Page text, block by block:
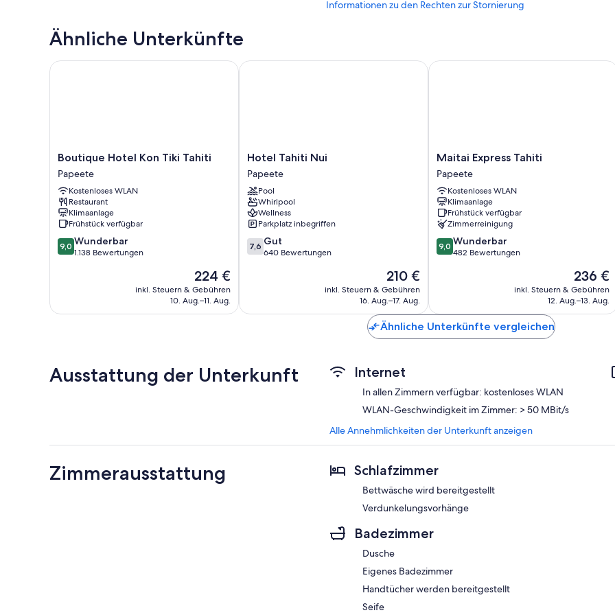
Alle Zimmer bei Hotel Reva Tahiti verfügen über Extras wie eine
Informationen zu den Rechten zur Stornierung
Ähnliche Unterkünfte
Boutique
Hotel
Kon
Tiki
Tahiti
Papeete
Boutique Hotel Kon Tiki Tahiti
Papeete
Kostenloses WLAN
Restaurant
Klimaanlage
Frühstück verfügbar
9.0
von
9,0 Wunderbar
1.138 Bewertungen
Der
Preis
beträgt
224 €
inkl. Steuern & Gebühren
10. Aug.–11. Aug.
Boutique Hotel Kon Tiki Tahiti
Hotel
Tahiti
Nui
Papeete
Hotel Tahiti Nui
Papeete
Pool
Whirlpool
Wellness
Parkplatz inbegriffen
7.6
von
7,6 Gut
640 Bewertungen
Der
Preis
beträgt
210 €
inkl. Steuern & Gebühren
16. Aug.–17. Aug.
Hotel Tahiti Nui
Maitai
Express
Tahiti
Papeete
Maitai Express Tahiti
Papeete
Kostenloses WLAN
Klimaanlage
Frühstück verfügbar
Zimmerreinigung
9.0
von
9,0 Wunderbar
482 Bewertungen
Der
Preis
beträgt
236 €
inkl. Steuern & Gebühren
12. Aug.–13. Aug.
Maitai Express Tahiti
Ähnliche Unterkünfte vergleichen
Ausstattung der Unterkunft Internet
In allen Zimmern verfügbar: kostenloses WLAN
WLAN-Geschwindigkeit im Zimmer: > 50 MBit/s
Alle Annehmlichkeiten der Unterkunft anzeigen
Zimmerausstattung Schlafzimmer
Bettwäsche wird bereitgestellt
Verdunkelungsvorhänge
Badezimmer
Dusche
Eigenes Badezimmer
Handtücher werden bereitgestellt
Seife